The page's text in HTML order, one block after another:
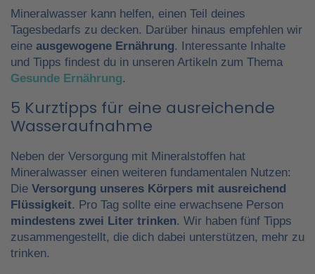
Mineralwasser kann helfen, einen Teil deines
Tagesbedarfs zu decken. Darüber hinaus empfehlen wir
eine ausgewogene Ernährung. Interessante Inhalte
und Tipps findest du in unseren Artikeln zum Thema
Gesunde Ernährung.
5 Kurztipps für eine ausreichende
Wasseraufnahme
Neben der Versorgung mit Mineralstoffen hat
Mineralwasser einen weiteren fundamentalen Nutzen:
Die Versorgung unseres Körpers mit ausreichend
Flüssigkeit. Pro Tag sollte eine erwachsene Person
mindestens zwei Liter trinken. Wir haben fünf Tipps
zusammengestellt, die dich dabei unterstützen, mehr zu
trinken.